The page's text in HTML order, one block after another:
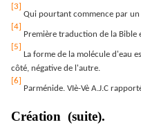
[3]
Qui pourtant commence par
[4]
Première traduction de la Bible
[5]
La forme de la molécule d'eau
côté, négative de l'autre.
[6]
Parménide. VIè-Vè A.J.C
Création (suite).